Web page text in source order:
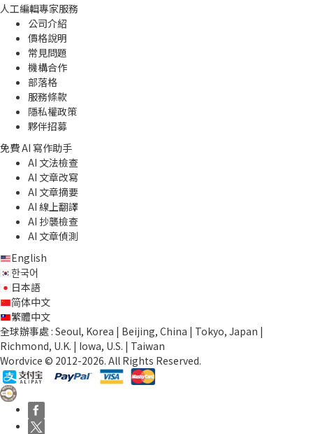
人工編輯專家服務
公司介紹
價格說明
常見問題
機構合作
部落格
服務條款
隱私權政策
夥伴招募
免費 AI 寫作助手
AI 文法檢查
AI 文章改寫
AI 文章摘要
AI 線上翻譯
AI 抄襲檢查
AI 文章偵測
English
한국어
日本語
简体中文
繁體中文
全球辦事處 : Seoul, Korea | Beijing, China | Tokyo, Japan |
Richmond, U.K. | Iowa, U.S. | Taiwan
Wordvice © 2012-2026. All Rights Reserved.